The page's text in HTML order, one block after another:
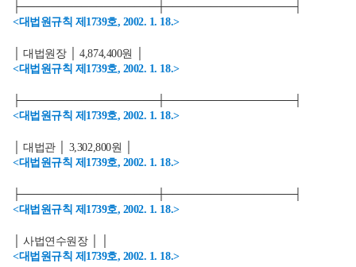
├──────────────────┼─────────────────┤
<대법원규칙 제1739호, 2002. 1. 18.>
│ 대법원장 │ 4,874,400원 │
<대법원규칙 제1739호, 2002. 1. 18.>
├──────────────────┼─────────────────┤
<대법원규칙 제1739호, 2002. 1. 18.>
│ 대법관 │ 3,302,800원 │
<대법원규칙 제1739호, 2002. 1. 18.>
├──────────────────┼─────────────────┤
<대법원규칙 제1739호, 2002. 1. 18.>
│ 사법연수원장 │ │
<대법원규칙 제1739호, 2002. 1. 18.>